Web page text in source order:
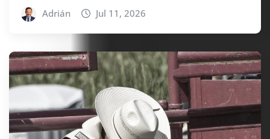
Adrián Jul 11, 2026